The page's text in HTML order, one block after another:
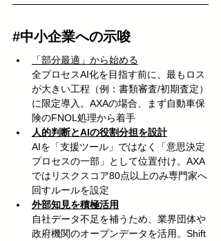
#中小企業への示唆
「部分最適」から始める
全プロセスAI化を目指す前に、最もロス
が大きい工程（例：書類審査/初期査定）
に限定導入。AXAの場合、まず自動車保
険のFNOL処理から着手
人的判断とAIの役割分担を設計
AIを「支援ツール」ではなく「意思決定
プロセスの一部」として位置付け。AXA
ではリスクスコア80点以上のみ専門家へ
回すルールを設定
外部知見を積極活用
自社データ不足を補うため、業界団体や
政府機関のオープンデータを活用。Shift